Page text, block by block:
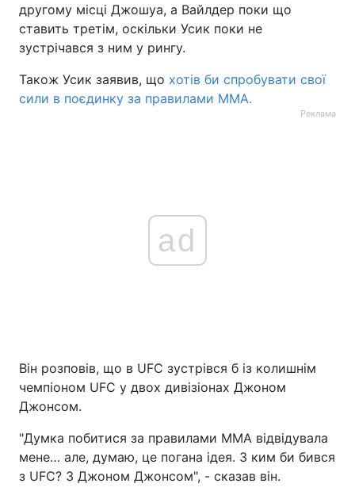
другому місці Джошуа, а Вайлдер поки що
ставить третім, оскільки Усик поки не
зустрічався з ним у рингу.
Також Усик заявив, що хотів би спробувати свої
сили в поєдинку за правилами ММА.
Реклама
ad
Він розповів, що в UFC зустрівся б із колишнім
чемпіоном UFC у двох дивізіонах Джоном
Джонсом.
"Думка побитися за правилами ММА відвідувала
мене… але, думаю, це погана ідея. З ким би бився
з UFC? З Джоном Джонсом", - сказав він.